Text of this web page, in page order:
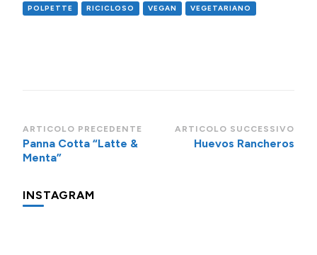
POLPETTE RICICLOSO VEGAN VEGETARIANO
Navigazione
articoli
ARTICOLO PRECEDENTE
Panna Cotta “Latte &
Menta”
ARTICOLO SUCCESSIVO
Huevos Rancheros
INSTAGRAM